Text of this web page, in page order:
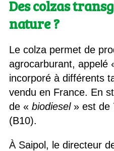
Des colzas
nature ?
Le colza permet de
agrocarburant, appelé
incorporé à différents
vendu en France. En
de « biodiesel» est de
(B10).
À Saipol, le directeur